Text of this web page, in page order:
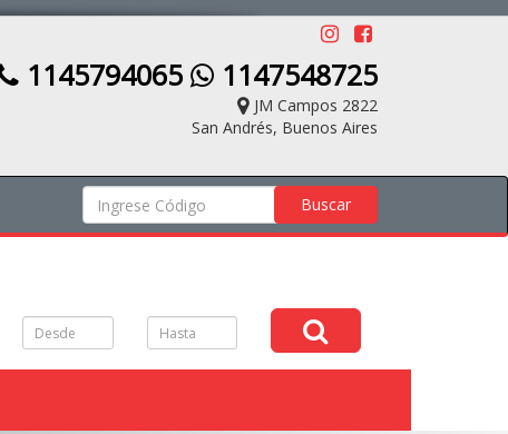
1145794065 1147548725
JM Campos 2822
San Andrés, Buenos Aires
Buscar